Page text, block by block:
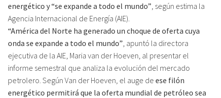
energético y “se expande a todo el mundo” , según estima la
Agencia Internacional de Energía (AIE).
“América del Norte ha generado un choque de oferta cuya
onda se expande a todo el mundo” , apuntó la directora
ejecutiva de la AIE, Maria van der Hoeven, al presentar el
informe semestral que analiza la evolución del mercado
petrolero. Según Van der Hoeven, el auge de ese filón
energético permitirá que la oferta mundial de petróleo sea